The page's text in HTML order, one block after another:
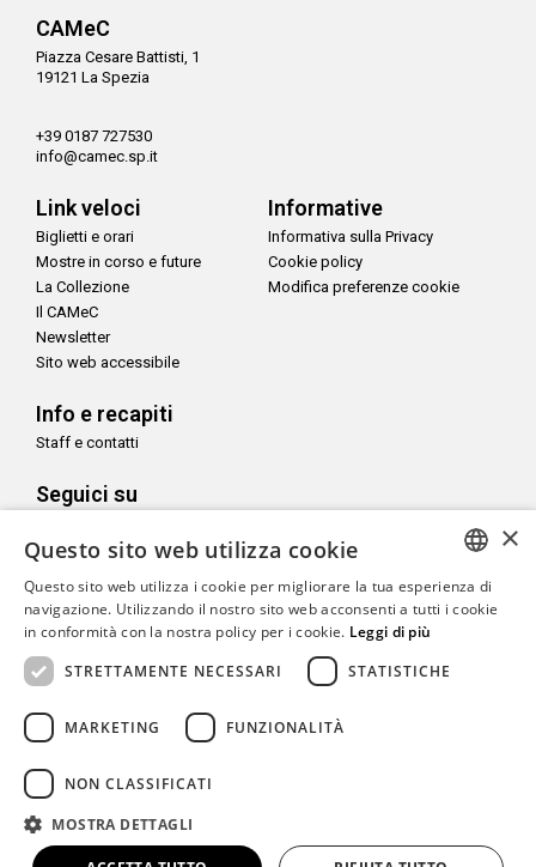
CAMeC
Piazza Cesare Battisti, 1
19121 La Spezia
+39 0187 727530
info@camec.sp.it
Link veloci
Biglietti e orari
Mostre in corso e future
La Collezione
Il CAMeC
Newsletter
Sito web accessibile
Informative
Informativa sulla Privacy
Cookie policy
Modifica preferenze cookie
Info e recapiti
Staff e contatti
Seguici su
Con il sostegno di
Copyright© CAMeC Centro d’Arte Moderna e Contemporanea La
Spezia
Website development
ITALIAN
×
Questo sito web utilizza cookie
Questo sito web utilizza i cookie per migliorare la tua esperienza di
navigazione. Utilizzando il nostro sito web acconsenti a tutti i cookie
in conformità con la nostra policy per i cookie. Leggi di più
STRETTAMENTE NECESSARI
STATISTICHE
MARKETING FUNZIONALITÀ
NON CLASSIFICATI
MOSTRA DETTAGLI